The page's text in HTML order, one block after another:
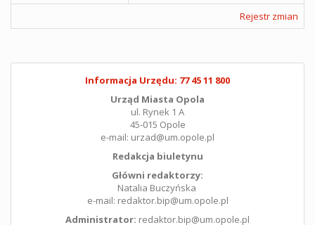
Rejestr zmian
Informacja Urzędu: 77 45 11 800
Urząd Miasta Opola
ul. Rynek 1 A
45-015 Opole
e-mail: urzad@um.opole.pl
Redakcja biuletynu
Główni redaktorzy:
Natalia Buczyńska
e-mail: redaktor.bip@um.opole.pl
Administrator: redaktor.bip@um.opole.pl